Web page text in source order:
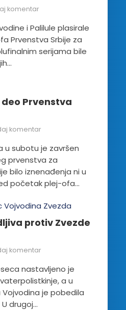
komentar
i Palilule plasirale
Prvenstva Srbije za
serijama bile
Prvenstva
komentar
u subotu je završen
prvenstva za
bilo iznenađenja ni u
početak plej-ofa...
protiv Zvezde
komentar
nastavljeno je
a u
je pobedila
drugoj...